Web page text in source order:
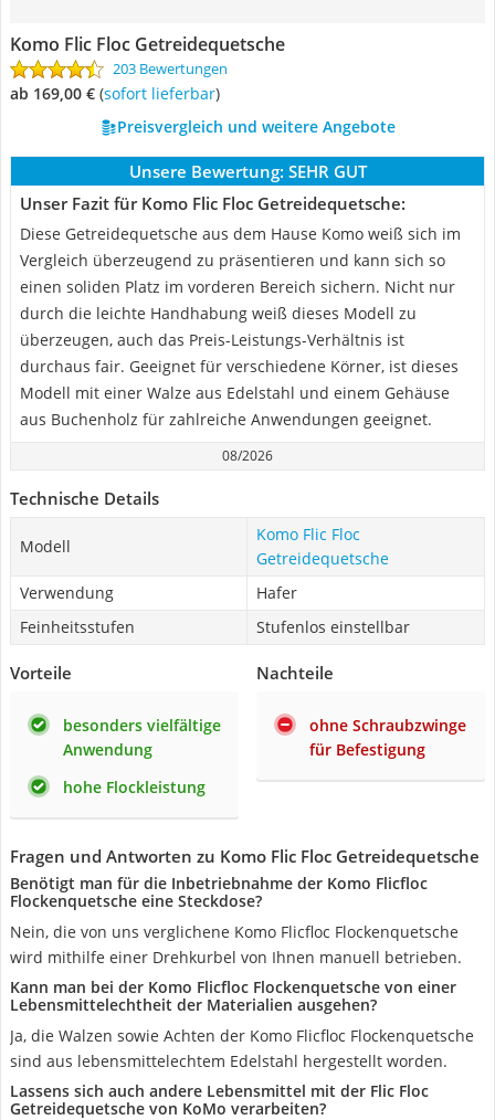
Komo Flic Floc Getreidequetsche
203 Bewertungen
ab 169,00 € ( Sofort lieferbar)
Preisvergleich und weitere Angebote
Unsere Bewertung: SEHR GUT
Unser Fazit für Komo Flic Floc Getreidequetsche:
Diese Getreidequetsche aus dem Hause Komo weiß sich im
Vergleich überzeugend zu präsentieren und kann sich so
einen soliden Platz im vorderen Bereich sichern. Nicht nur
durch die leichte Handhabung weiß dieses Modell zu
überzeugen, auch das Preis-Leistungs-Verhältnis ist
durchaus fair. Geeignet für verschiedene Körner, ist dieses
Modell mit einer Walze aus Edelstahl und einem Gehäuse
aus Buchenholz für zahlreiche Anwendungen geeignet.
08/2026
Technische Details
Modell
Komo Flic Floc
Getreidequetsche
Verwendung
Hafer
Feinheitsstufen
Stufenlos einstellbar
Vorteile
besonders vielfältige
Anwendung
hohe Flockleistung
Nachteile
ohne Schraubzwinge
für Befestigung
Fragen und Antworten zu Komo Flic Floc Getreidequetsche
Benötigt man für die Inbetriebnahme der Komo Flicfloc
Flockenquetsche eine Steckdose?
Nein, die von uns verglichene Komo Flicfloc Flockenquetsche
wird mithilfe einer Drehkurbel von Ihnen manuell betrieben.
Kann man bei der Komo Flicfloc Flockenquetsche von einer
Lebensmittelechtheit der Materialien ausgehen?
Ja, die Walzen sowie Achten der Komo Flicfloc Flockenquetsche
sind aus lebensmittelechtem Edelstahl hergestellt worden.
Lassens sich auch andere Lebensmittel mit der Flic Floc
Getreidequetsche von KoMo verarbeiten?